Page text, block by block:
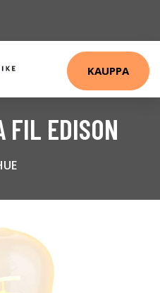
KAUPPA
FIL EDISON